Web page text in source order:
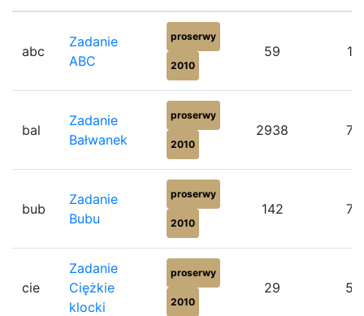
abc
Zadanie
ABC
proserwy
2010
59
bal
Zadanie
Bałwanek
proserwy
2010
2938
bub
Zadanie
Bubu
proserwy
2010
142
cie
Zadanie
Ciężkie
klocki
proserwy
2010
29